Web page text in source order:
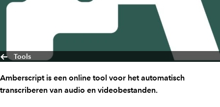
Tools
Amberscript is een online tool voor het automatisch
transcriberen van audio en videobestanden.